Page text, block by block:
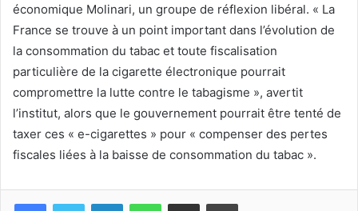
économique Molinari, un groupe de réflexion libéral. « La
France se trouve à un point important dans l’évolution de
la consommation du tabac et toute fiscalisation
particulière de la cigarette électronique pourrait
compromettre la lutte contre le tabagisme », avertit
l’institut, alors que le gouvernement pourrait être tenté de
taxer ces « e-cigarettes » pour « compenser des pertes
fiscales liées à la baisse de consommation du tabac ».
FacebookTwitter LinkedinWhatsApp
Partagez par mail Imprimez